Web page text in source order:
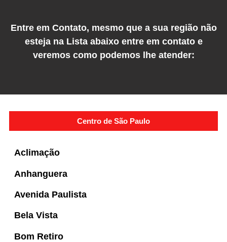
Entre em Contato, mesmo que a sua região não
esteja na Lista abaixo entre em contato e
veremos como podemos lhe atender:
Centro de São Paulo
Aclimação
Anhanguera
Avenida Paulista
Bela Vista
Bom Retiro